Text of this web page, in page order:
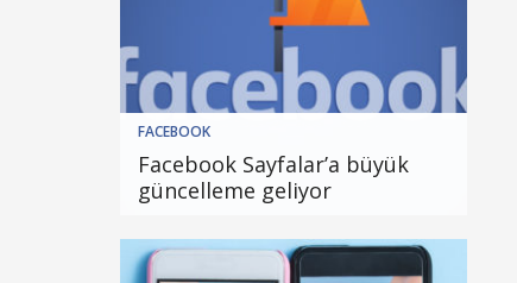
FACEBOOK
Facebook Sayfalar’a büyük
güncelleme geliyor